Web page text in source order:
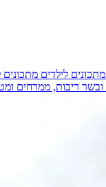
מתכונים לילדים
ובשר ריבות, ממרחים